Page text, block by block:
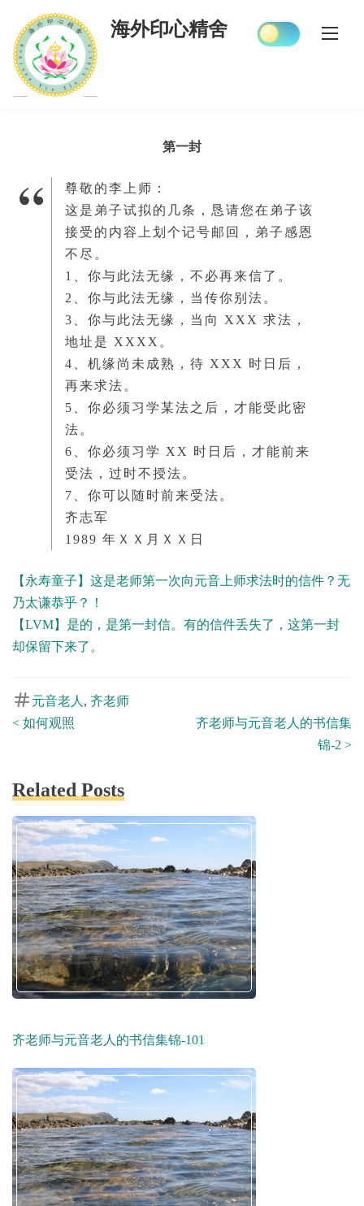
content
海外印心精舍
第一封
尊敬的李上师：
这是弟子试拟的几条，恳请您在弟子该
接受的内容上划个记号邮回，弟子感恩
不尽。
1、你与此法无缘，不必再来信了。
2、你与此法无缘，当传你别法。
3、你与此法无缘，当向 XXX 求法，
地址是 XXXX。
4、机缘尚未成熟，待 XXX 时日后，
再来求法。
5、你必须习学某法之后，才能受此密
法。
6、你必须习学 XX 时日后，才能前来
受法，过时不授法。
7、你可以随时前来受法。
齐志军
1989 年ＸＸ月ＸＸ日
【永寿童子】这是老师第一次向元音上师求法时的信件？无
乃太谦恭乎？！
【LVM】是的，是第一封信。有的信件丢失了，这第一封
却保留下来了。
Post
tags
元音老人 , 齐老师
Posts
< 如何观照
齐老师与元音老人的书信集
锦-2 >
Related Posts
齐老师与元音老人的书信集锦-101